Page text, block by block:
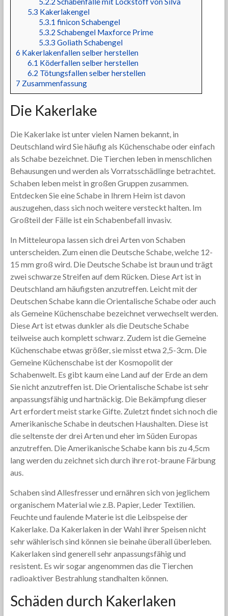
5.3 Kakerlakengel
5.3.1 finicon Schabengel
5.3.2 Schabengel Maxforce Prime
5.3.3 Goliath Schabengel
6 Kakerlakenfallen selber herstellen
6.1 Köderfallen selber herstellen
6.2 Tötungsfallen selber herstellen
7 Zusammenfassung
Die Kakerlake
Die Kakerlake ist unter vielen Namen bekannt, in
Deutschland wird Sie häufig als Küchenschabe oder einfach
als Schabe bezeichnet. Die Tierchen leben in menschlichen
Behausungen und werden als Vorratsschädlinge betrachtet.
Schaben leben meist in großen Gruppen zusammen.
Entdecken Sie eine Schabe in Ihrem Heim ist davon
auszugehen, dass sich noch weitere versteckt halten. Im
Großteil der Fälle ist ein Schabenbefall invasiv.
In Mitteleuropa lassen sich drei Arten von Schaben
unterscheiden. Zum einen die Deutsche Schabe, welche 12-
15 mm groß wird. Die Deutsche Schabe ist braun und trägt
zwei schwarze Streifen auf dem Rücken. Diese Art ist in
Deutschland am häufigsten anzutreffen. Leicht mit der
Deutschen Schabe kann die Orientalische Schabe oder auch
als Gemeine Küchenschabe bezeichnet verwechselt werden.
Diese Art ist etwas dunkler als die Deutsche Schabe
teilweise auch komplett schwarz. Zudem ist die Gemeine
Küchenschabe etwas größer, sie misst etwa 2,5-3cm. Die
Gemeine Küchenschabe ist der Kosmopolit der
Schabenwelt. Es gibt kaum eine Land auf der Erde an dem
Sie nicht anzutreffen ist. Die Orientalische Schabe ist sehr
anpassungsfähig und hartnäckig. Die Bekämpfung dieser
Art erfordert meist starke Gifte. Zuletzt findet sich noch die
Amerikanische Schabe in deutschen Haushalten. Diese ist
die seltenste der drei Arten und eher im Süden Europas
anzutreffen. Die Amerikanische Schabe kann bis zu 4,5cm
lang werden du zeichnet sich durch ihre rot-braune Färbung
aus.
Schaben sind Allesfresser und ernähren sich von jeglichem
organischem Material wie z.B. Papier, Leder Textilien.
Feuchte und faulende Materie ist die Leibspeise der
Kakerlake. Da Kakerlaken in der Wahl ihrer Speisen nicht
sehr wählerisch sind können sie beinahe überall überleben.
Kakerlaken sind generell sehr anpassungsfähig und
resistent. Es wir sogar angenommen das die Tierchen
radioaktiver Bestrahlung standhalten können.
Schäden durch Kakerlaken